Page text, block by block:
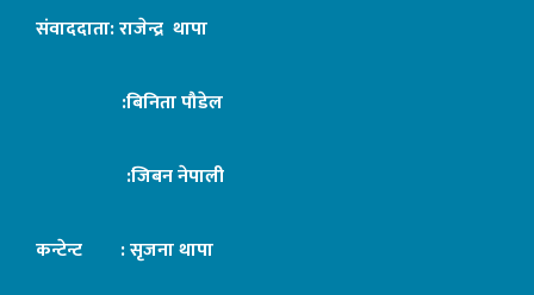
संवाददाता: राजेन्द्र थापा
:बिनिता पौडेल
:जिबन नेपाली
कन्टेन्ट : सृजना थापा